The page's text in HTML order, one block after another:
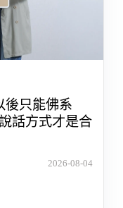
後只能佛系
話方式才是合
2026-08-04